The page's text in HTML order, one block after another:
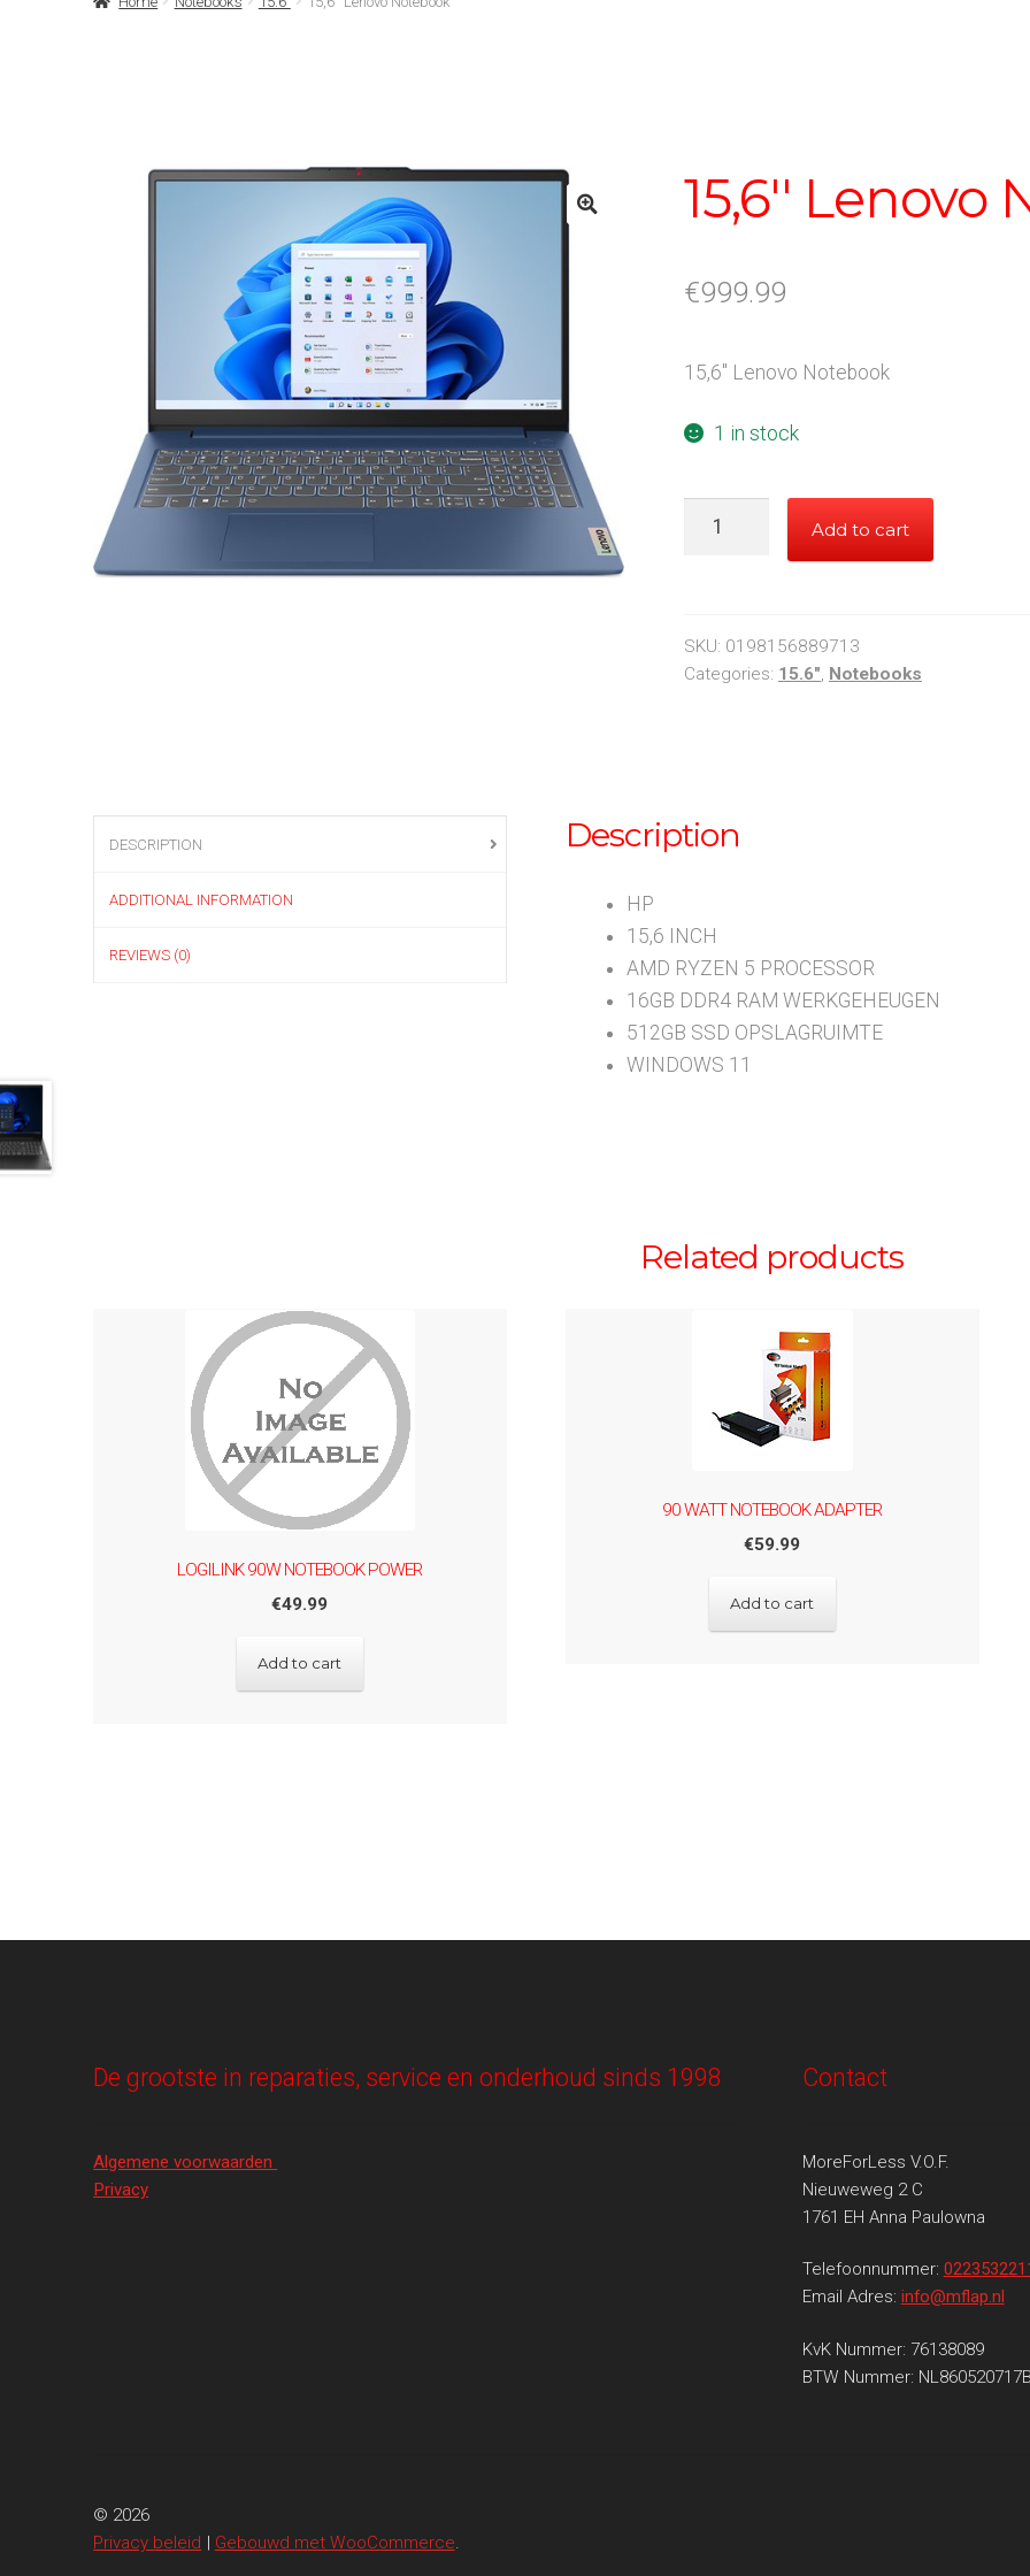
15,6'' Lenovo
€999.99
15,6'' Lenovo Notebook
1 in stock
15,6''
Add to cart
SKU: 0198156889713
Categories: 15.6", Notebooks
DESCRIPTION
ADDITIONAL INFORMATION
REVIEWS (0)
Description
HP
15,6 INCH
AMD RYZEN 5 PROCESSOR
16GB DDR4 RAM WERKGEHEUGEN
512GB SSD OPSLAGRUIMTE
WINDOWS 11
Related products
LOGILINK 90W NOTEBOOK POWER
€49.99
Add to cart
90 WATT NOTEBOOK ADAPTER
€59.99
Add to cart
De grootste in reparaties, service en onderhoud sinds 1998
Algemene voorwaarden
Privacy
Contact
MoreForLess V.O.F.
Nieuweweg 2 C
1761 EH Anna Paulowna
Telefoonnummer:
Email Adres: info@mflap.nl
KvK Nummer: 76138089
BTW Nummer:
© 2026
Privacy beleid
Gebouwd met WooCommerce.